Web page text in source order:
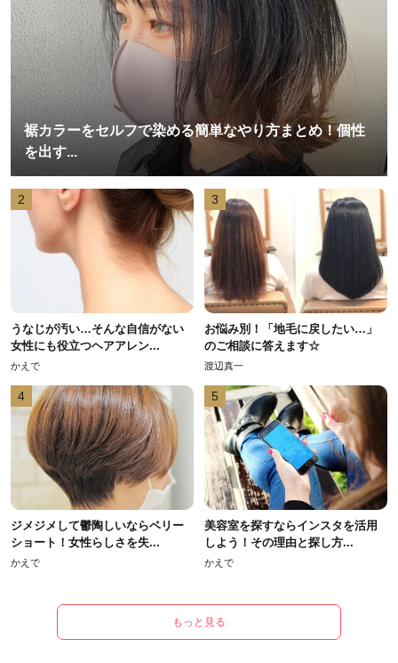
裾カラーをセルフで染める簡単なやり方まとめ！個性
を出す...
2
うなじが汚い…そんな自信がない
女性にも役立つヘアアレン...
かえで
3
お悩み別！「地毛に戻したい…」
のご相談に答えます☆
渡辺真一
4
ジメジメして鬱陶しいならベリー
ショート！女性らしさを失...
かえで
5
美容室を探すならインスタを活用
しよう！その理由と探し方...
かえで
もっと見る